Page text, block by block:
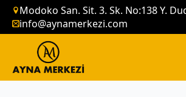
Modoko San. Sit. 3. Sk. No:138 Y.
info@aynamerkezi.com